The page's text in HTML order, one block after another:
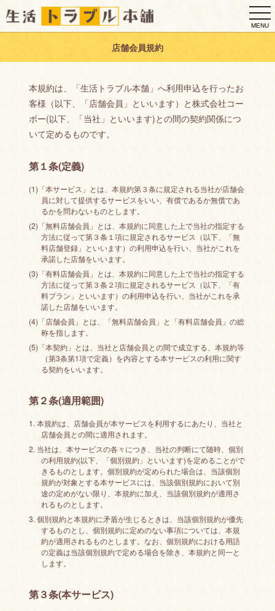
MENU
店舗会員規約
本規約は、「生活トラブル本舗」へ利用申込を行ったお
客様（以下、「店舗会員」といいます）と株式会社コー
ボー(以下、「当社」といいます)との間の契約関係につ
いて定めるものです。
第１条(定義)
(1)「本サービス」とは、本規約第３条に規定される当社が店舗会
員に対して提供するサービスをいい、有償であるか無償であ
るかを問わないものとします。
(2)「無料店舗会員」とは、本規約に同意した上で当社の指定する
方法に従って第３条１項に規定されるサービス（以下、「無
料店舗登録」といいます）の利用申込を行い、当社がこれを
承諾した店舗をいいます。
(3)「有料店舗会員」とは、本規約に同意した上で当社の指定する
方法に従って第３条２項に規定されるサービス（以下、「有
料プラン」といいます）の利用申込を行い、当社がこれを承
諾した店舗をいいます。
(4)「店舗会員」とは、「無料店舗会員」と「有料店舗会員」の総
称を指します。
(5)「本契約」とは、当社と店舗会員との間で成立する、本規約等
（第3条第1項で定義）を内容とする本サービスの利用に関す
る契約をいいます。
第２条(適用範囲)
1. 本規約は、店舗会員が本サービスを利用するにあたり、当社と
店舗会員との間に適用されます。
2. 当社は、本サービスの各々につき、当社の判断にて随時、個別
の利用規約(以下、「個別規約」といいます)を定めることがで
きるものとします。個別規約が定められた場合は、当該個別
規約が対象とする本サービスには、当該個別規約において別
途の定めがない限り、本規約に加え、当該個別規約が適用さ
れるものとします。
3. 個別規約と本規約に矛盾が生じるときは、当該個別規約が優先
するものとし、個別規約に定めのない事項については、本規
約が適用されるものとします。なお、個別規約における用語
の定義は当該個別規約で定める場合を除き、本規約と同一と
します。
第３条(本サービス)